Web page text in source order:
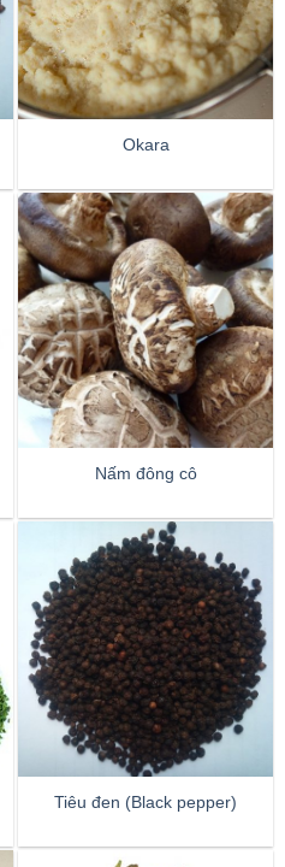
Okara
Nấm đông cô
Tiêu đen (Black pepper)